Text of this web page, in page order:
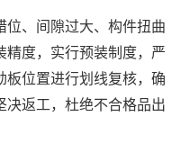
位、间隙过大、构件扭曲
精度，实行预装制度，严
板位置进行划线复核，确
决返工，杜绝不合格品出